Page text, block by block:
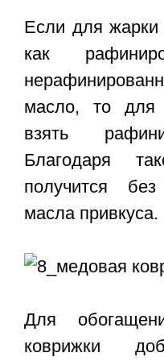
Если для жарки
как
масло, то для
взять
Благодаря
получится
масла привкуса.
Для
коврижки